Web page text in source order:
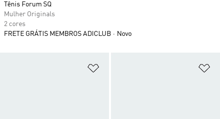
Tênis Forum SQ
Mulher Originals
2 cores
FRETE GRÁTIS MEMBROS ADICLUB
Novo